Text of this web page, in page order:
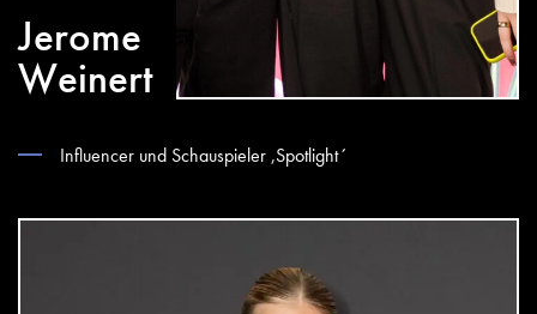
Jerome
Weinert
Influencer und Schauspieler ,Spotlight´